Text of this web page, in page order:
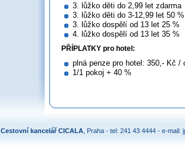
3. lůžko děti do 2,99 let zdarma
3. lůžko děti do 3-12,99 let 50 %
3. lůžko dospělí od 13 let 25 %
4. lůžko dospělí od 13 let 35 %
PŘÍPLATKY pro hotel:
plná penze pro hotel: 350,- Kč /
1/1 pokoj + 40 %
Cestovní kancelář CICALA , Praha - tel: 241 43 4444 - e-mail: